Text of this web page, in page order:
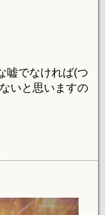
嘘でなければ(つ
いと思いますの